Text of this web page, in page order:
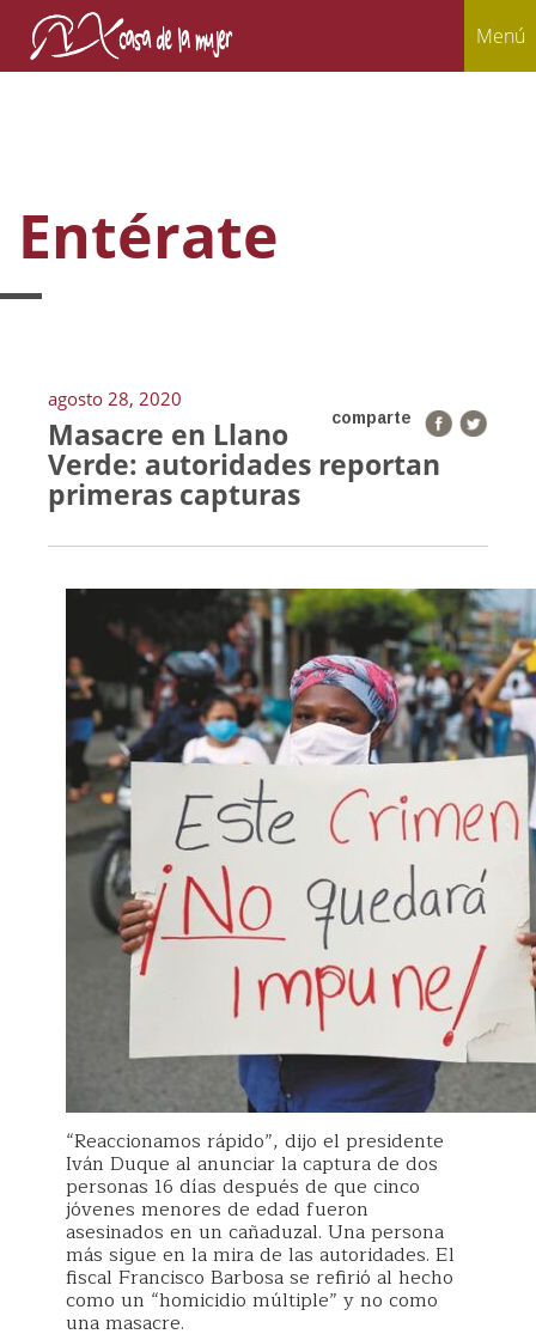
Menú
Entérate
agosto 28, 2020
comparte
Masacre en Llano
Verde: autoridades reportan
primeras capturas
“Reaccionamos rápido”, dijo el presidente
Iván Duque al anunciar la captura de dos
personas 16 días después de que cinco
jóvenes menores de edad fueron
asesinados en un cañaduzal. Una persona
más sigue en la mira de las autoridades. El
fiscal Francisco Barbosa se refirió al hecho
como un “homicidio múltiple” y no como
una masacre.